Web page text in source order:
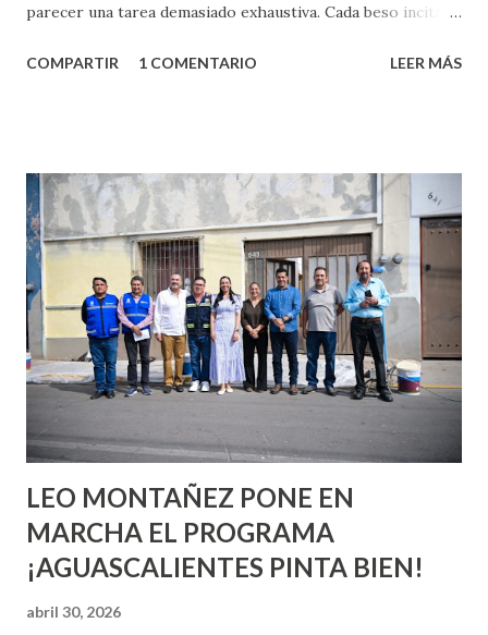
parecer una tarea demasiado exhaustiva. Cada beso incita
partes de ti que jamás hubieras imaginado. El problema es
conoces ni la mitad de lo que deberías saber. Pero incluso
quienes ya han tenido relaciones sexuales no son expertos
o expertas en el tema. Siempre hay algo nuevo que
aprender y nuevas experiencias que conocer. Si eres una
chica y aún no has tenido relaciones sexuales, tal vez
pienses que el sexo será increíble y no puedas esperar para
experimentarlo, pero como cualquier persona con
experiencia te dirá, siempre es mejor cuando ambas partes
son suficientemen...
COMPARTIR 1 COMENTARIO LEER MÁS
LEO MONTAÑEZ PONE EN
MARCHA EL PROGRAMA
¡AGUASCALIENTES PINTA BIEN!
abril 30, 2026